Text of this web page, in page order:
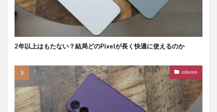
2年以上はもたない？結局どのPixelが長く快適に使えるのか
column